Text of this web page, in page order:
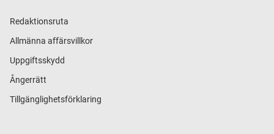
Redaktionsruta
Allmänna affärsvillkor
Uppgiftsskydd
Ångerrätt
Tillgänglighetsförklaring